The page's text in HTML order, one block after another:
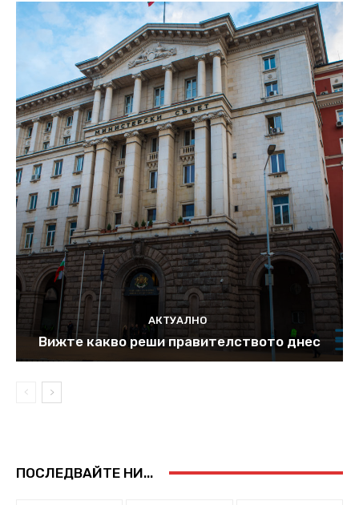
АКТУАЛНО
Вижте какво реши правителството днес
ПОСЛЕДВАЙТЕ НИ...